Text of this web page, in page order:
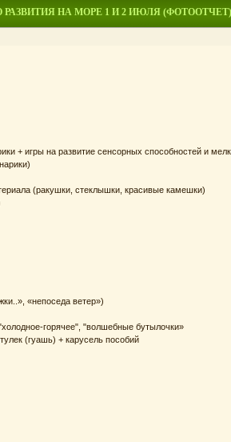
НА МОРЕ 1 И 2 ИЮЛЯ (ФОТООТЧЕТ)
+ игры на развитие сенсорных способностей и
(ракушки, стеклышки, красивые камешки)
«непоседа ветер»)
горячее", "волшебные бутылочки»
(гуашь) + карусель пособий